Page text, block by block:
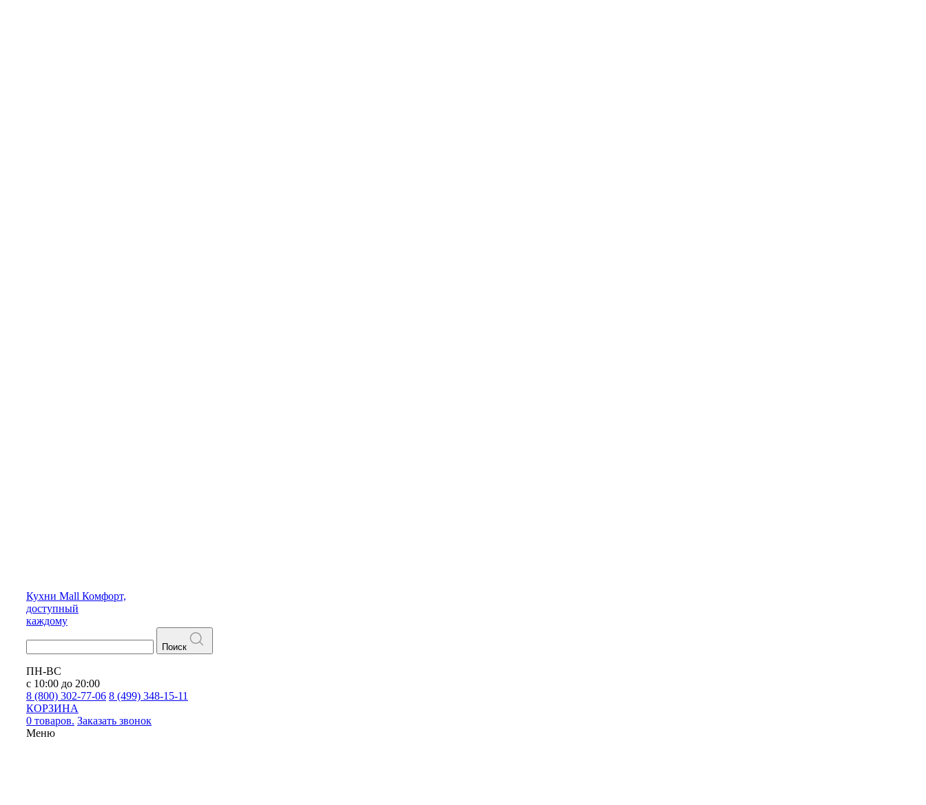
Кухни Mall Комфорт,
доступный
каждому
Поиск
ПН-ВС
с 10:00 до 20:00
8 (800) 302-77-06 8 (499) 348-15-11
КОРЗИНА
0 товаров. Заказать звонок
Меню